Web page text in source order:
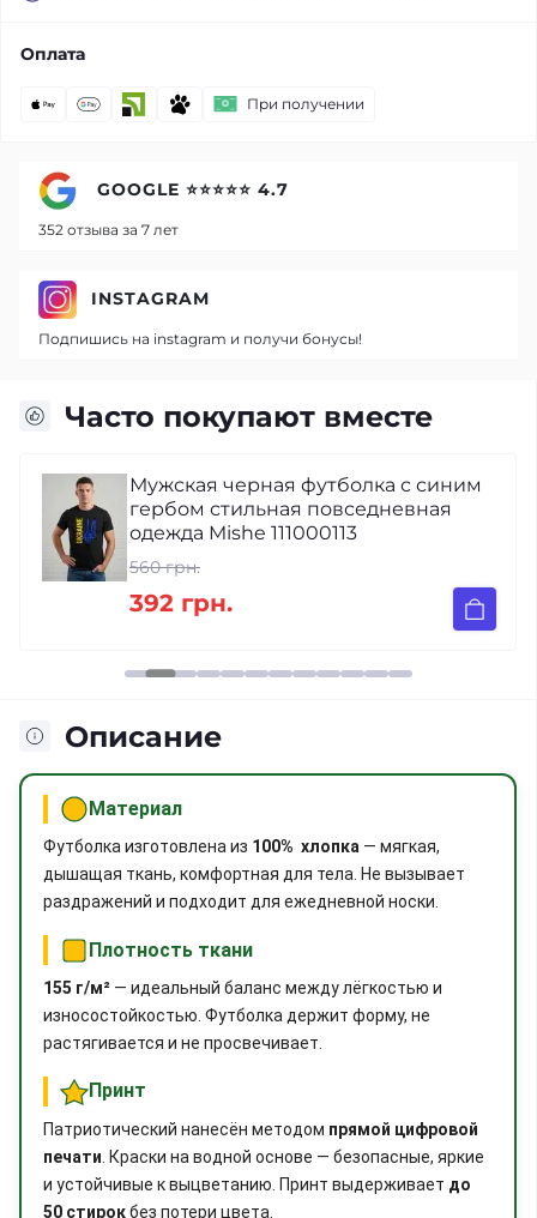
Оплата
При получении
Часто покупают вместе
Мужская черная футболка с синим
гербом стильная повседневная
одежда Mishe 111000113
560 грн.
392 грн.
Описание
Материал
Футболка изготовлена из 100% хлопка — мягкая,
дышащая ткань, комфортная для тела. Не вызывает
раздражений и подходит для ежедневной носки.
Плотность ткани
155 г/м² — идеальный баланс между лёгкостью и
износостойкостью. Футболка держит форму, не
растягивается и не просвечивает.
Принт
Патриотический нанесён методом прямой цифровой
печати . Краски на водной основе — безопасные, яркие
и устойчивые к выцветанию. Принт выдерживает до
50 стирокбез потери цвета.
GOOGLE ⭐⭐⭐⭐⭐ 4.7
352 отзыва за 7 лет
INSTAGRAM
Подпишись на instagram и получи бонусы!